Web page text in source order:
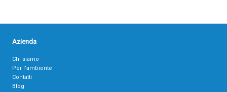
Azienda
Chi siamo
Per l’ambiente
Contatti
Blog